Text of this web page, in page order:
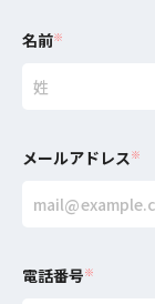
名前※
メールアドレス※
電話番号※